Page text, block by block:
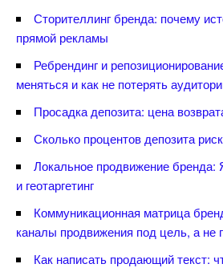
Сторителлинг бренда: почему
прямой рекламы
Ребрендинг и
меняться и как не потерять
Просадка депозита: цена
Сколько процентов депозита
Локальное продвижение бренда:
и геотаргетин
Коммуникационная матрица
каналы продвижения под цель, а не
Как написать продающий текст: